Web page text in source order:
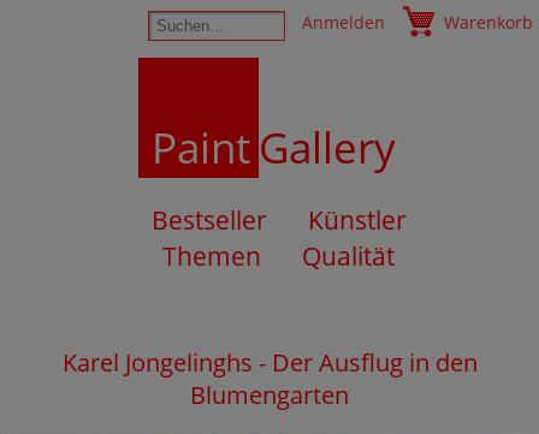
Anmelden Warenkorb
PaintGallery
Bestseller
Künstler
Themen
Qualität
Karel Jongelinghs - Der Ausflug in den
Blumengarten